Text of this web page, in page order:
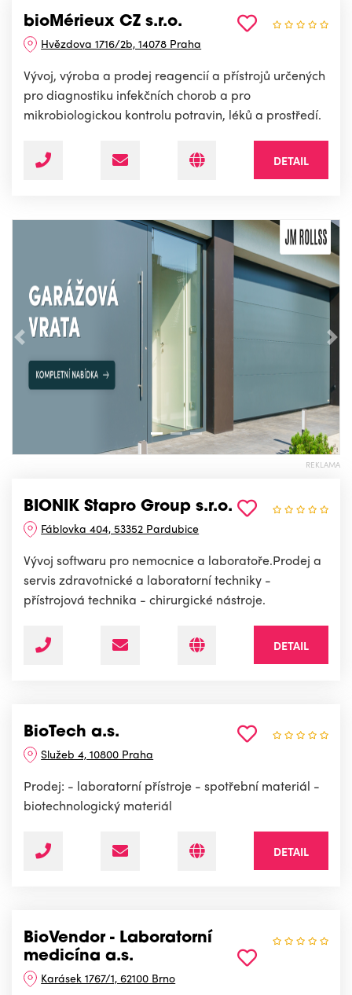
bioMérieux CZ s.r.o.
Hvězdova 1716/2b, 14078 Praha
Vývoj, výroba a prodej reagencií a přístrojů určených
pro diagnostiku infekčních chorob a pro
mikrobiologickou kontrolu potravin, léků a prostředí.
DETAIL
Předchozí
REKLAMA
BIONIK Stapro Group s.r.o.
Fáblovka 404, 53352 Pardubice
Vývoj softwaru pro nemocnice a laboratoře.Prodej a
servis zdravotnické a laboratorní techniky -
přístrojová technika - chirurgické nástroje.
DETAIL
BioTech a.s.
Služeb 4, 10800 Praha
Prodej: - laboratorní přístroje - spotřební materiál -
biotechnologický materiál
DETAIL
BioVendor - Laboratorní
medicína a.s.
Karásek 1767/1, 62100 Brno